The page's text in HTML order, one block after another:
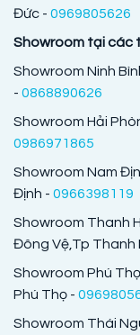
Đức - 0969805626
Showroom tại các
Showroom Ninh
- 0868890626
Showroom Hải
0986971865
Showroom Nam
Định - 0966398119
Showroom Thanh
Đông Vệ,Tp Thanh
Showroom Phú
Phú Thọ -
Showroom Thái